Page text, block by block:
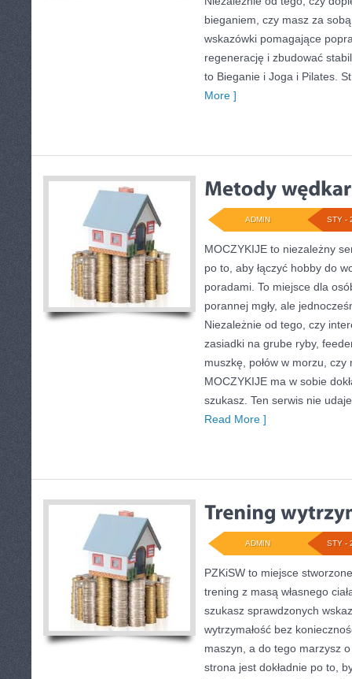
bieganiem, czy masz za
wskazówki pomagające
regenerację i zbudować
to Bieganie i Joga i Pilates.
More ]
STY -
ADMIN
MOCZYKIJE to niezależny
po to, aby łączyć hobby do
poradami. To miejsce dla
porannej mgły, ale
Niezależnie od tego, czy
zasiadki na grube ryby,
muszkę, połów w morzu,
MOCZYKIJE ma w sobie
szukasz. Ten serwis nie
Read More ]
STY -
ADMIN
PZKiSW to miejsce
trening z masą własnego
szukasz sprawdzonych
wytrzymałość bez
maszyn, a do tego marzysz
strona jest dokładnie po to,